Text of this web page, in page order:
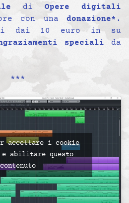
di Opere digitali
con una donazione* .
dai 10 euro in su
speciali da
***
accettare i cookie
e abilitare questo
contenuto